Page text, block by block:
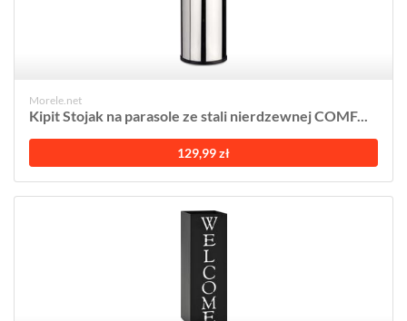
Morele.net
Kipit Stojak na parasole ze stali nierdzewnej COMF...
129,99 zł